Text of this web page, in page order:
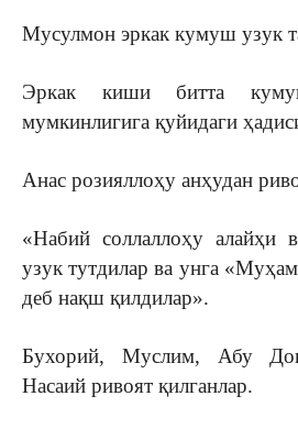
Мусулмон эркак кумуш узук
Эркак киши битта
мумкинлигига қуйидаги
Анас розияллоҳу анҳудан
«Набий соллаллоҳу алайҳи
узук тутдилар ва унга
деб нақш қилдилар».
Бухорий, Муслим, Абу
Насаий ривоят қилганлар.